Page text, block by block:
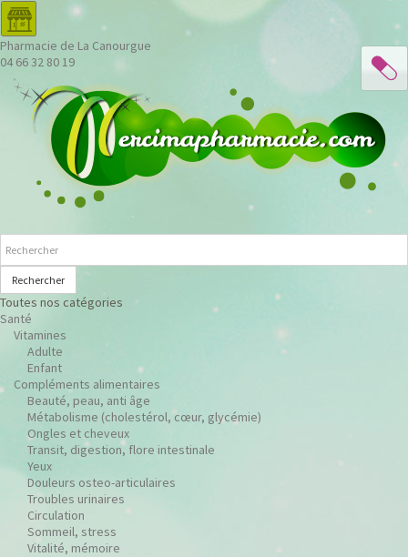
Pharmacie de La Canourgue
04 66 32 80 19
Rechercher
Toutes nos catégories
Santé
Vitamines
Adulte
Enfant
Compléments alimentaires
Beauté, peau, anti âge
Métabolisme (cholestérol, cœur, glycémie)
Ongles et cheveux
Transit, digestion, flore intestinale
Yeux
Douleurs osteo-articulaires
Troubles urinaires
Circulation
Sommeil, stress
Vitalité, mémoire